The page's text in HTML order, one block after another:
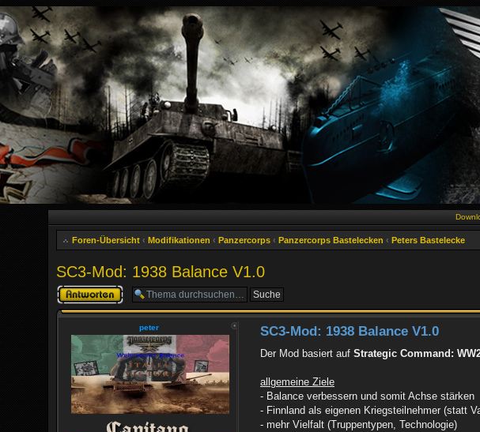
Foren-Übersicht ‹ Modifikationen ‹ Panzercorps ‹ Panzercorps Bastelecken ‹ Peters Bastelecke
SC3-Mod: 1938 Balance V1.0
Antwort erstellen
peter SC3-Mod: 1938 Balance V1.0
Der Mod basiert auf Strategic Command:
allgemeine Ziele
- Balance verbessern und somit Achse stärken
- Finnland als eigenen Kriegsteilnehmer (statt
- mehr Vielfalt (Truppentypen, Technologie)